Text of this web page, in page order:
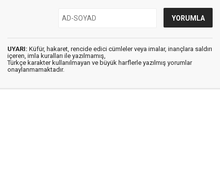
UYARI: Küfür, hakaret, rencide edici cümleler veya imalar, inançlara saldırı
içeren, imla kuralları ile yazılmamış,
Türkçe karakter kullanılmayan ve büyük harflerle yazılmış yorumlar
onaylanmamaktadır.